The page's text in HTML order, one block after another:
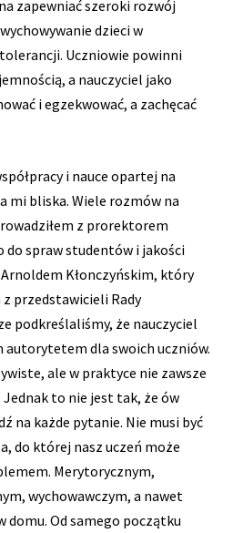
zapewniać szeroki rozwój
dzieci w
Uczniowie powinni
a nauczyciel jako
i egzekwować, a zachęcać
i nauce opartej na
mi bliska. Wiele rozmów na
z prorektorem
do spraw studentów i jakości
Kłonczyńskim, który
przedstawicieli Rady
podkreślaliśmy, że nauczyciel
autorytetem dla swoich uczniów.
ale w praktyce nie zawsze
Jednak to nie jest tak, że ów
na każde pytanie. Nie musi być
do której nasz uczeń może
Merytorycznym,
wychowawczym, a nawet
domu. Od samego początku